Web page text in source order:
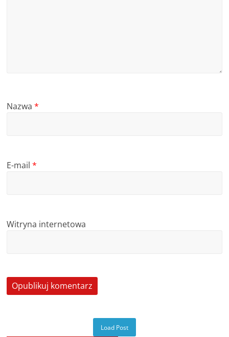
Nazwa*
E-mail*
Witryna internetowa
Load Post